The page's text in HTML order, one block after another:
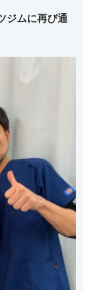
ジムに再び通